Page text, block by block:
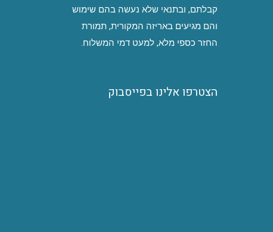
קבלתם, ובתנאי שלא נעשה בהם שימוש
והם מגיעים באריזה המקורית, תמורת
החזר כספי מלא, למעט דמי המשלוח.
הצטרפו אלינו בפייסבוק